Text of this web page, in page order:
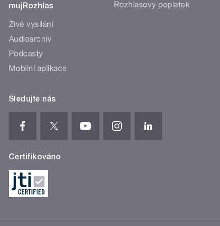
mujRozhlas
Živé vysílání
Audioarchiv
Podcasty
Mobilní aplikace
Rozhlasový poplatek
Sledujte nás
Certifikováno